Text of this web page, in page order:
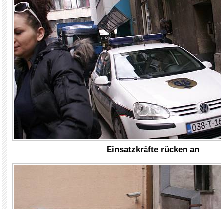
Einsatzkräfte rücken an